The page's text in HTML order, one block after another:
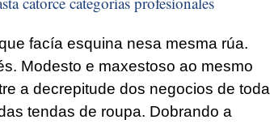
facía esquina nesa mesma rúa.
Modesto e maxestoso ao mesmo
a decrepitude dos negocios de toda
tendas de roupa. Dobrando a